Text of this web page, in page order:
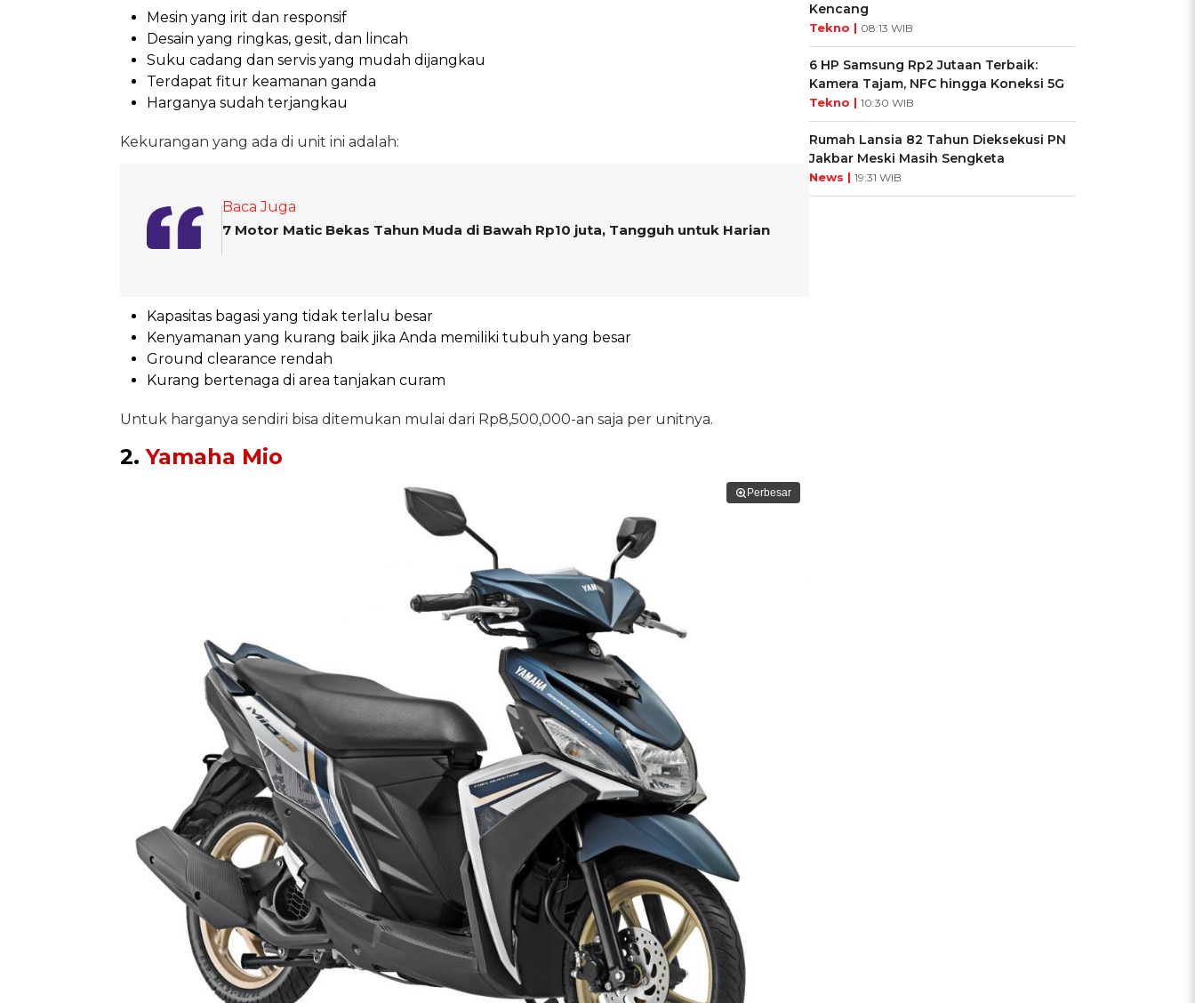
Mesin yang irit dan responsif
Desain yang ringkas, gesit, dan lincah
Suku cadang dan servis yang mudah dijangkau
Terdapat fitur keamanan ganda
Harganya sudah terjangkau
Kekurangan yang ada di unit ini adalah:
Baca Juga
7 Motor Matic Bekas Tahun Muda di Bawah Rp10 juta, Tangguh untuk Harian
Kapasitas bagasi yang tidak terlalu besar
Kenyamanan yang kurang baik jika Anda memiliki tubuh yang besar
Ground clearance rendah
Kurang bertenaga di area tanjakan curam
Untuk harganya sendiri bisa ditemukan mulai dari Rp8,500,000-an saja per unitnya.
2.Yamaha Mio
Perbesar
Kencang
Tekno | 08:13 WIB
6 HP Samsung Rp2 Jutaan Terbaik:
Kamera Tajam, NFC hingga Koneksi 5G
Tekno | 10:30 WIB
Rumah Lansia 82 Tahun Dieksekusi PN
Jakbar Meski Masih Sengketa
News | 19:31 WIB